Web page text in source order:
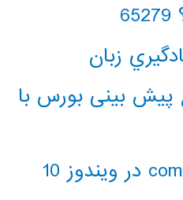
زبان
پیش بینی بورس با